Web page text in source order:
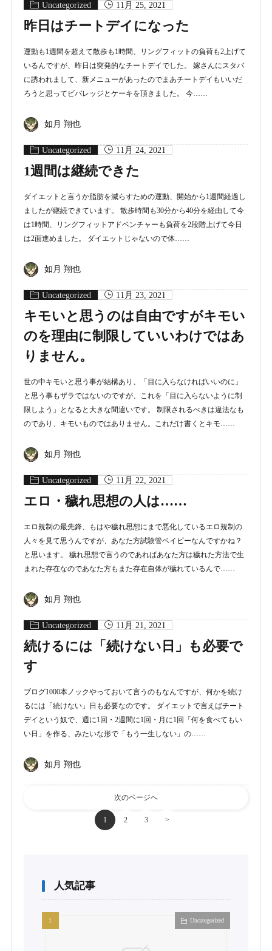
Uncategorized 11月 25, 2021
昨日はチートデイになった
運動も1週間を超えて散歩も1時間、リングフィットの負荷も2上げて
いるんですが、昨日は突発的なチートデイでした。 嫁さんにスタバ
に誘われまして、新メニューがあったのでまあチートデイもいいだ
ろうと思ってビバレッジとケーキを頂きました。 今……
如月 翔也
Uncategorized 11月 24, 2021
1週間は継続できた
ダイエットと言うか脂肪を減らすための運動、開始から1週間経過し
ましたが継続できています。 散歩時間も30分から40分を経由して今
は1時間、リングフィットアドベンチャーも負荷を2段階上げて今日
は2面進めました。 ダイエットじゃないので体……
如月 翔也
Uncategorized 11月 23, 2021
キモいと思うのは自由ですがキモい
のを理由に制限していいわけではあ
りません。
世の中キモいと思う事が結構あり、「目に入らなければいいのに」
と思う事もザラではないのですが、これを「目に入らないように制
限しよう」となると大きな間違いです。 制限されるべきは違法なも
のであり、キモいものではありません。これだけ書くとキモ……
如月 翔也
Uncategorized 11月 22, 2021
エロ・穢れ思想の人は……
エロ規制の最先鋒、もはや穢れ思想にまで悪化しているエロ規制の
人々を見て思うんですが、あなた方試験管ベイビーなんですかね？
と思います。 穢れ思想で言うのであればあなた方は穢れた方法で生
まれた存在なのであなた方もまた存在自体が穢れているんで……
如月 翔也
Uncategorized 11月 21, 2021
続けるには「続けない日」も必要で
す
ブログ1000本ノックやっておいて言うのもなんですが、何かを続け
るには「続けない」日も必要なのです。 ダイエットで言えばチート
デイという奴で、週に1回・2週間に1回・月に1回「何を食べてもい
い日」を作る、みたいな形で「もう一生しない」の……
如月 翔也
次のページへ
1 2 3 >
人気記事
Uncategorized